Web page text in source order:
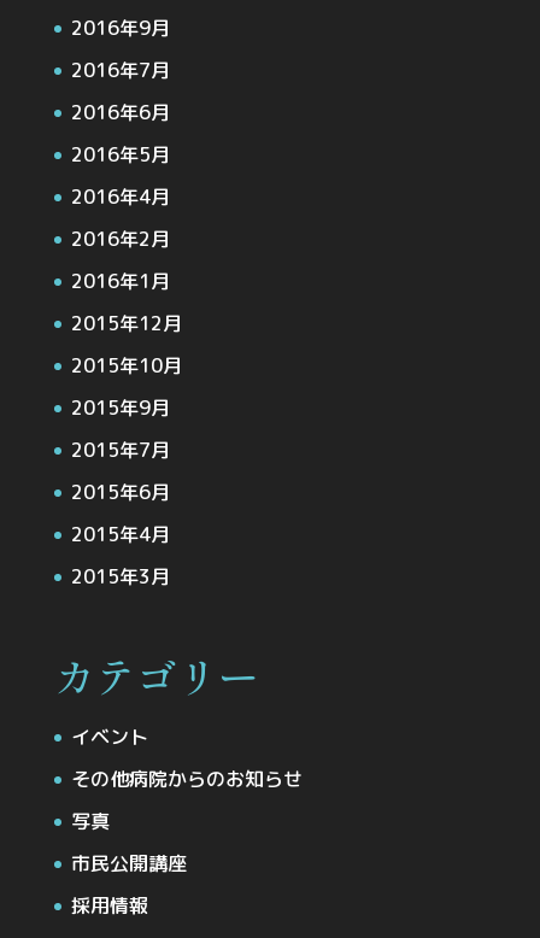
2016年9月
2016年7月
2016年6月
2016年5月
2016年4月
2016年2月
2016年1月
2015年12月
2015年10月
2015年9月
2015年7月
2015年6月
2015年4月
2015年3月
カテゴリー
イベント
その他病院からのお知らせ
写真
市民公開講座
採用情報